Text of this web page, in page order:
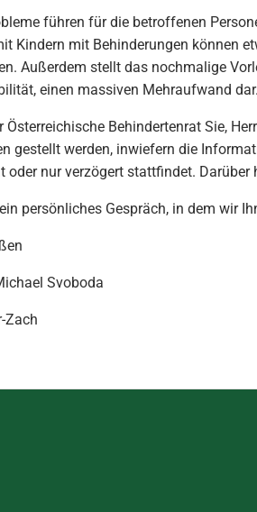
führen für die betroffenen
Kindern mit Behinderungen können
Außerdem stellt das nochmalige
einen massiven Mehraufwand dar.
Österreichische Behindertenrat Sie,
gestellt werden, inwiefern die
oder nur verzögert stattfindet.
persönliches Gespräch, in dem wir
Svoboda
Zach